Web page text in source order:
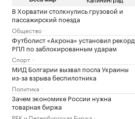
В Хорватии столкнулись грузовой и
пассажирский поезда
Общество
Футболист «Акрона» установил рекорд
РПЛ по заблокированным ударам
Спорт
МИД Болгарии вызвал посла Украины
из-за взрыва беспилотника
Политика
Зачем экономике России нужна
товарная биржа